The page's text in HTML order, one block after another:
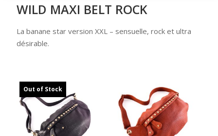
WILD MAXI BELT ROCK
La banane star version XXL – sensuelle, rock et ultra
désirable.
Out of Stock